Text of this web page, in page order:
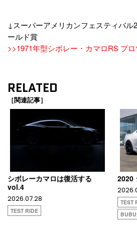
↓スーパーアメリカンフェスティバル
ールド賞
>>1971年型シボレー・カマロRS プ
RELATED
［関連記事］
シボレーカマロは復活する
vol.4
2026.07.28
TEST RIDE
2020
TEST